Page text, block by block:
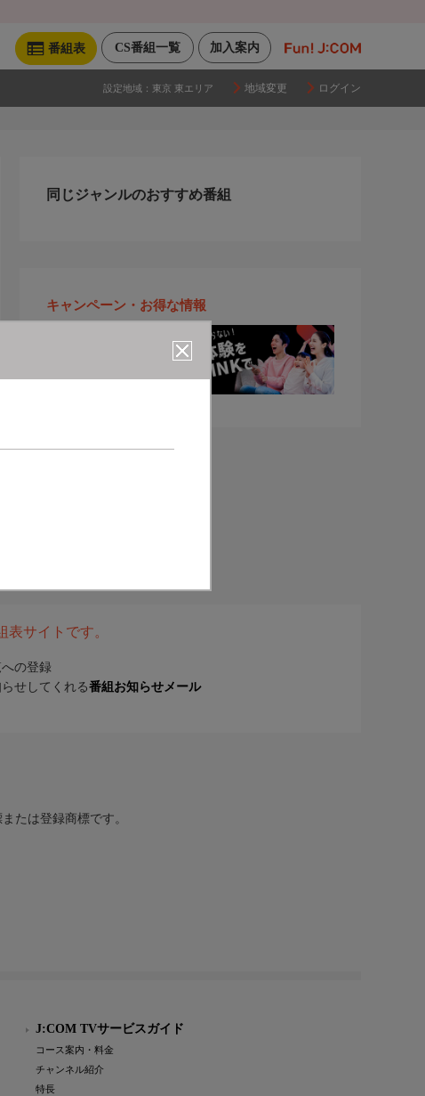
加入案内
CS番組一覧
番組表
設定地域： 東京 東エリア 地域変更 ログイン
同じジャンルのおすすめ番組
キャンペーン・お得な情報
サイトです。
の登録
せしてくれる番組お知らせメール
たは登録商標です。
J:COM TVサービスガイド
コース案内・料金
チャンネル紹介
特長